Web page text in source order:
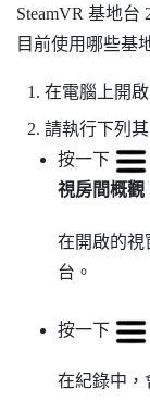
SteamVR 基地台
目前使用哪些基
在電腦上開啟
請執行下列
按一下
視房間概觀
在開啟的視
台。
按一下
在紀錄中，